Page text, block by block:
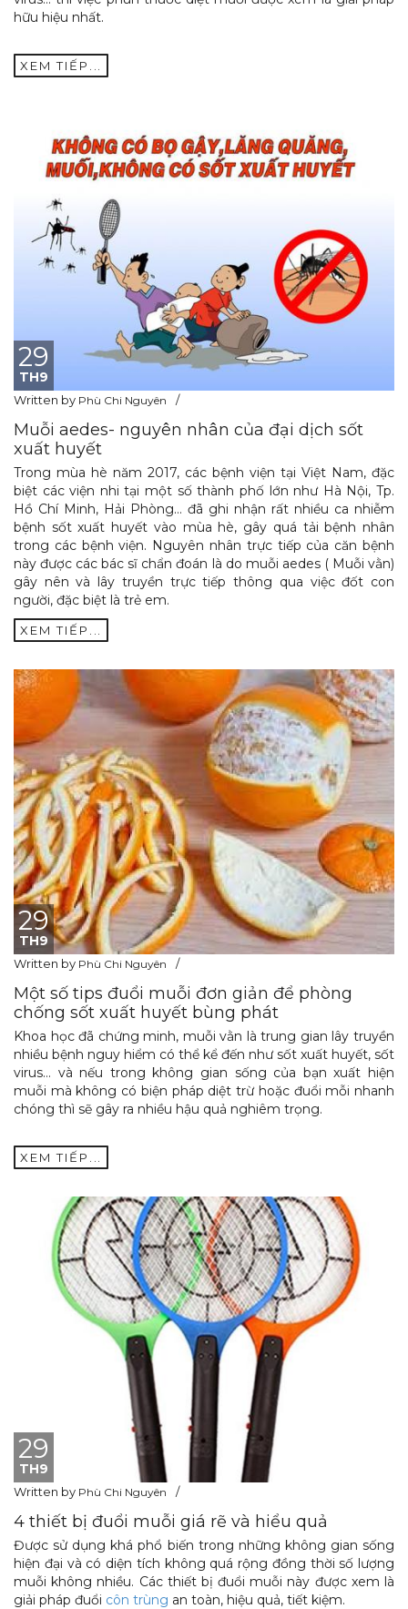
hữu hiệu nhất.
XEM TIẾP...
29
TH9
Written by Phù Chi Nguyên
Muỗi aedes- nguyên nhân của đại dịch sốt
xuất huyết
Trong mùa hè năm 2017, các bệnh viện tại Việt Nam, đặc
biệt các viện nhi tại một số thành phố lớn như Hà Nội, Tp.
Hồ Chí Minh, Hải Phòng… đã ghi nhận rất nhiều ca nhiễm
bệnh sốt xuất huyết vào mùa hè, gây quá tải bệnh nhân
trong các bệnh viện. Nguyên nhân trực tiếp của căn bệnh
này được các bác sĩ chẩn đoán là do muỗi aedes ( Muỗi vằn)
gây nên và lây truyền trực tiếp thông qua việc đốt con
người, đặc biệt là trẻ em.
XEM TIẾP...
29
TH9
Written by Phù Chi Nguyên
Một số tips đuổi muỗi đơn giản để phòng
chống sốt xuất huyết bùng phát
Khoa học đã chứng minh, muỗi vằn là trung gian lây truyền
nhiều bệnh nguy hiểm có thể kể đến như sốt xuất huyết, sốt
virus… và nếu trong không gian sống của bạn xuất hiện
muỗi mà không có biện pháp diệt trừ hoặc đuổi mỗi nhanh
chóng thì sẽ gây ra nhiều hậu quả nghiêm trọng.
XEM TIẾP...
29
TH9
Written by Phù Chi Nguyên
4 thiết bị đuổi muỗi giá rẽ và hiểu quả
Được sử dụng khá phổ biến trong những không gian sống
hiện đại và có diện tích không quá rộng đồng thời số lượng
muỗi không nhiều. Các thiết bị đuổi muỗi này được xem là
giải pháp đuổi côn trùng an toàn, hiệu quả, tiết kiệm.